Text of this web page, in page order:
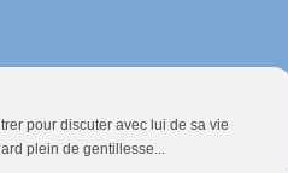
pour discuter avec lui de sa vie
plein de gentillesse...